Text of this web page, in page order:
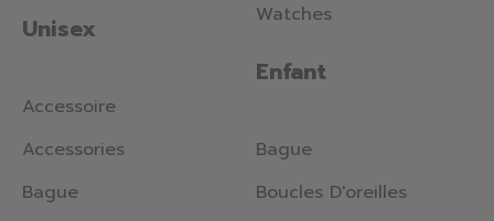
Unisex
Accessoire
Accessories
Bague
Watches
Enfant
Bague
Boucles D'oreilles